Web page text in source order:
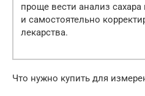
проще вести анализ сахара
и самостоятельно
лекарства.
Что нужно купить для